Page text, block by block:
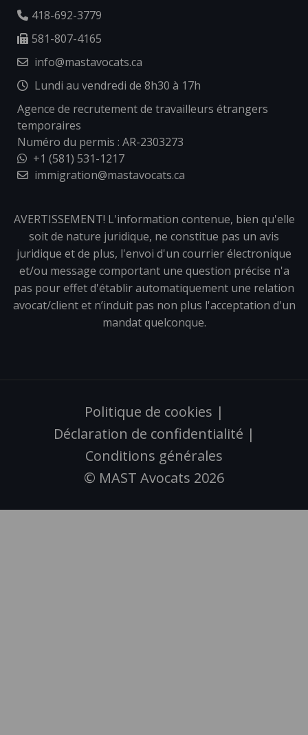
418-692-3779
581-807-4165
info@mastavocats.ca
Lundi au vendredi de 8h30 à 17h
Agence de recrutement de travailleurs étrangers
temporaires
Numéro du permis : AR-2303273
+1 (581) 531-1217
immigration@mastavocats.ca
AVERTISSEMENT! L'information contenue, bien qu'elle
soit de nature juridique, ne constitue pas un avis
juridique et de plus, l'envoi d'un courrier électronique
et/ou message comportant une question précise n'a
pas pour effet d'établir automatiquement une relation
avocat/client et n’induit pas non plus l'acceptation d'un
mandat quelconque.
Politique de cookies |
Déclaration de confidentialité |
Conditions générales
© MAST Avocats 2026